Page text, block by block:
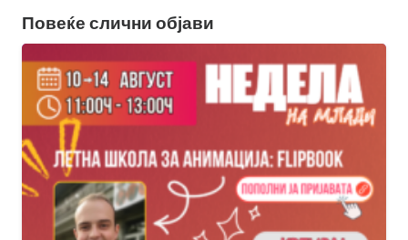
Повеќе слични објави